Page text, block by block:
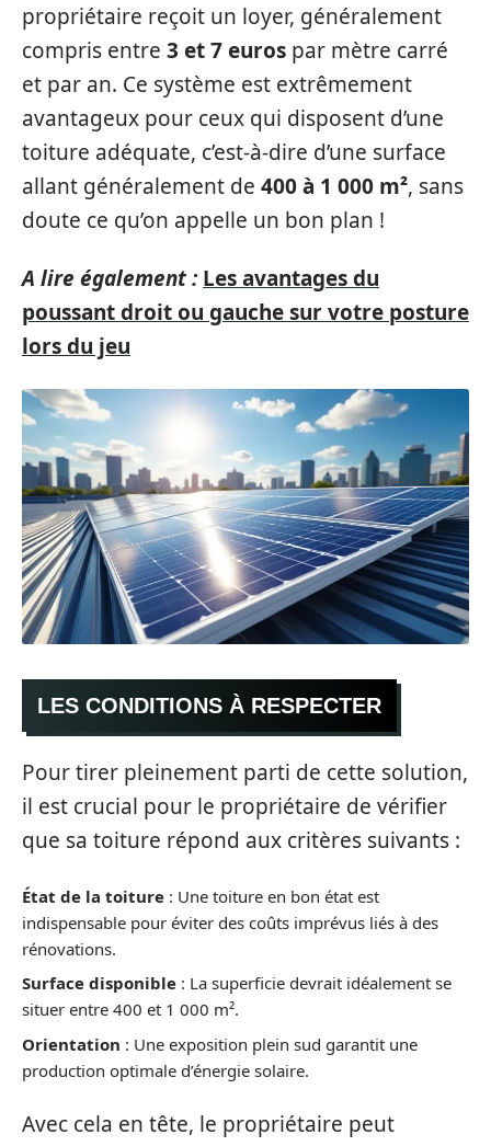
propriétaire reçoit un loyer, généralement
compris entre 3 et 7 euros par mètre carré
et par an. Ce système est extrêmement
avantageux pour ceux qui disposent d’une
toiture adéquate, c’est-à-dire d’une surface
allant généralement de 400 à 1 000 m², sans
doute ce qu’on appelle un bon plan !
A lire également : Les avantages du
poussant droit ou gauche sur votre posture
lors du jeu
LES CONDITIONS À RESPECTER
Pour tirer pleinement parti de cette solution,
il est crucial pour le propriétaire de vérifier
que sa toiture répond aux critères suivants :
État de la toiture : Une toiture en bon état est
indispensable pour éviter des coûts imprévus liés à des
rénovations.
Surface disponible : La superficie devrait idéalement se
situer entre 400 et 1 000 m².
Orientation : Une exposition plein sud garantit une
production optimale d’énergie solaire.
Avec cela en tête, le propriétaire peut